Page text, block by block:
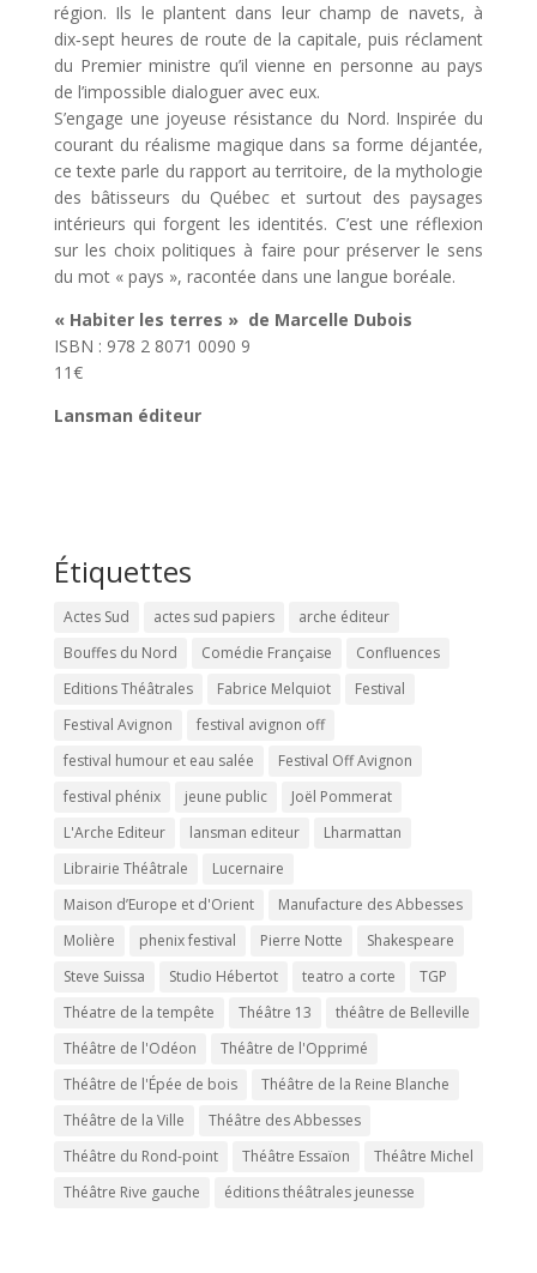
région. Ils le plantent dans leur champ de navets, à
dix‑sept heures de route de la capitale, puis réclament
du Premier ministre qu’il vienne en personne au pays
de l’impossible dialoguer avec eux.
S’engage une joyeuse résistance du Nord. Inspirée du
courant du réalisme magique dans sa forme déjantée,
ce texte parle du rapport au territoire, de la mythologie
des bâtisseurs du Québec et surtout des paysages
intérieurs qui forgent les identités. C’est une réflexion
sur les choix politiques à faire pour préserver le sens
du mot « pays », racontée dans une langue boréale.
« Habiter les terres » de Marcelle Dubois
ISBN : 978 2 8071 0090 9
11€
Lansman éditeur
Étiquettes
Actes Sud actes sud papiers
arche éditeur
Bouffes du Nord
Comédie Française
Confluences
Editions Théâtrales
Fabrice Melquiot
Festival
Festival Avignon
festival avignon off
festival humour et eau salée
Festival Off Avignon
festival phénix
jeune public
Joël Pommerat
L'Arche Editeur
lansman editeur
Lharmattan
Librairie Théâtrale
Lucernaire
Maison d’Europe et d'Orient
Manufacture des Abbesses
Molière
phenix festival Pierre Notte
Shakespeare
Steve Suissa
Studio Hébertot teatro a corte
TGP
Théatre de la tempête
Théâtre 13
théâtre de Belleville
Théâtre de l'Odéon
Théâtre de l'Opprimé
Théâtre de l'Épée de bois
Théâtre de la Reine Blanche
Théâtre de la Ville
Théâtre des Abbesses
Théâtre du Rond-point
Théâtre Essaïon
Théâtre Michel
Théâtre Rive gauche
éditions théâtrales jeunesse